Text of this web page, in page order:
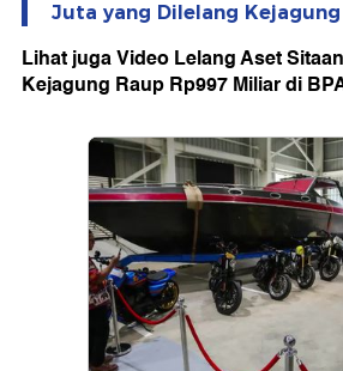
Juta yang Dilelang Kejagung
Lihat juga Video Lelang Aset
Kejagung Raup Rp997 Miliar di